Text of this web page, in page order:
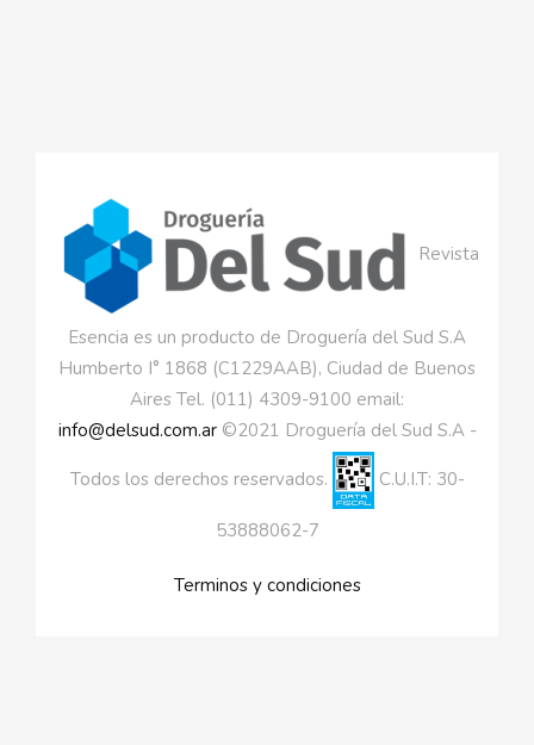
Revista
Esencia es un producto de Droguería del Sud S.A
Humberto I° 1868 (C1229AAB), Ciudad de Buenos
Aires Tel. (011) 4309-9100 email:
info@delsud.com.ar©2021 Droguería del Sud S.A -
Todos los derechos reservados. C.U.I.T: 30-
53888062-7
Terminos y condiciones